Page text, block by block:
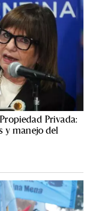
Privada:
y manejo del